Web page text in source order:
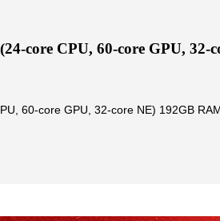
core CPU, 60-core GPU,
60-core GPU, 32-core NE) 192GB